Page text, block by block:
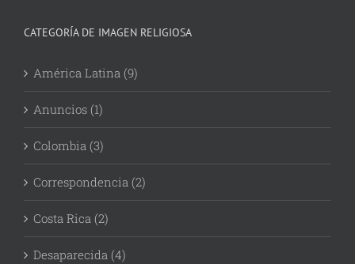
CATEGORÍA DE IMAGEN RELIGIOSA
América Latina (9)
Anuncios (1)
Colombia (3)
Correspondencia (2)
Costa Rica (2)
Desaparecida (4)